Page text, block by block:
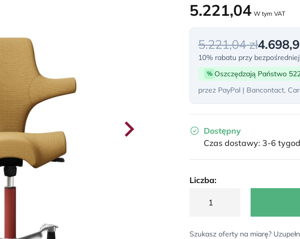
5.221,04 W tym VAT
5.221,04 zł
10% rabatu przy
% Oszczędzają Państwo
przez PayPal | Bancontact,
Dostępny
Czas dostawy: 3-6
Liczba:
Szukasz oferty na miarę?